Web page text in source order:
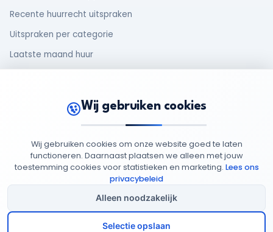
Recente huurrecht uitspraken
Uitspraken per categorie
Laatste maand huur
Rechten van huurders
© 2026 MijnHuurdossierOpgericht 2025-: 95949852
Privacy
Cookie
Beleid
Algemene
Voorwaarden
Cookie
Wij gebruiken cookies
Wij gebruiken cookies om onze website goed te laten
functioneren. Daarnaast plaatsen we alleen met jouw
toestemming cookies voor statistieken en marketing. Lees ons
privacybeleid
Alleen noodzakelijk
Selectie opslaan